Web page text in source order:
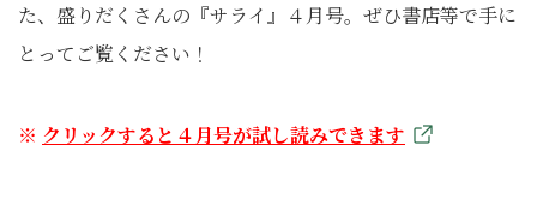
た、盛りだくさんの『サライ』４月号。ぜひ書店等で手に
とってご覧ください！
※ クリックすると４月号が試し読みできます